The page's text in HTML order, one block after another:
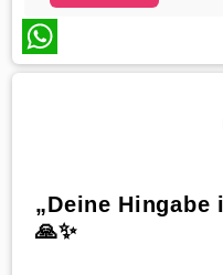
WhatsApp
„Deine
🙏✨